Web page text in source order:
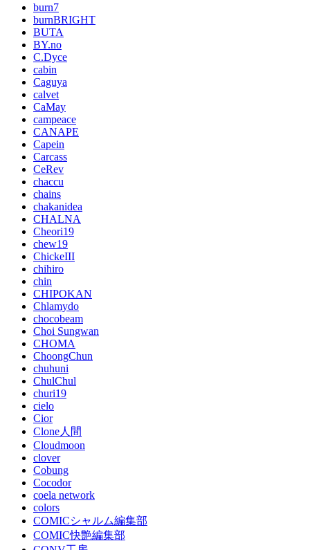
burn7
burnBRIGHT
BUTA
BY.no
C.Dyce
cabin
Caguya
calvet
CaMay
campeace
CANAPE
Capein
Carcass
CeRev
chaccu
chains
chakanidea
CHALNA
Cheori19
chew19
ChickeIII
chihiro
chin
CHIPOKAN
Chlamydo
chocobeam
Choi Sungwan
CHOMA
ChoongChun
chuhuni
ChulChul
churi19
cielo
Cior
Clone人間
Cloudmoon
clover
Cobung
Cocodor
coela network
colors
COMICシャルム編集部
COMIC快艶編集部